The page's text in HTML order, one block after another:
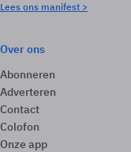
Lees ons manifest >
Over ons
Abonneren
Adverteren
Contact
Colofon
Onze app